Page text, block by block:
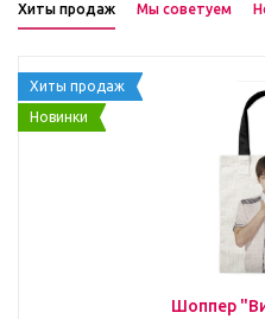
Хиты продаж Мы советуем
Хиты продаж
Новинки
Шоппер